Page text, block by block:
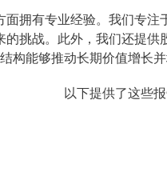
拥有专业经验。我们专
挑战。此外，我们还提
构能够推动长期价值增长
以下提供了这些报